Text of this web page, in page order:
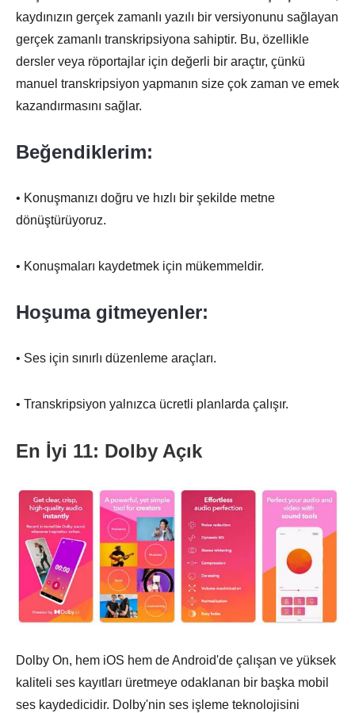
kaydınızın gerçek zamanlı yazılı bir versiyonunu sağlayan
gerçek zamanlı transkripsiyona sahiptir. Bu, özellikle
dersler veya röportajlar için değerli bir araçtır, çünkü
manuel transkripsiyon yapmanın size çok zaman ve emek
kazandırmasını sağlar.
Beğendiklerim:
• Konuşmanızı doğru ve hızlı bir şekilde metne
dönüştürüyoruz.
• Konuşmaları kaydetmek için mükemmeldir.
Hoşuma gitmeyenler:
• Ses için sınırlı düzenleme araçları.
• Transkripsiyon yalnızca ücretli planlarda çalışır.
En İyi 11: Dolby Açık
Dolby On, hem iOS hem de Android'de çalışan ve yüksek
kaliteli ses kayıtları üretmeye odaklanan bir başka mobil
ses kaydedicidir. Dolby'nin ses işleme teknolojisini